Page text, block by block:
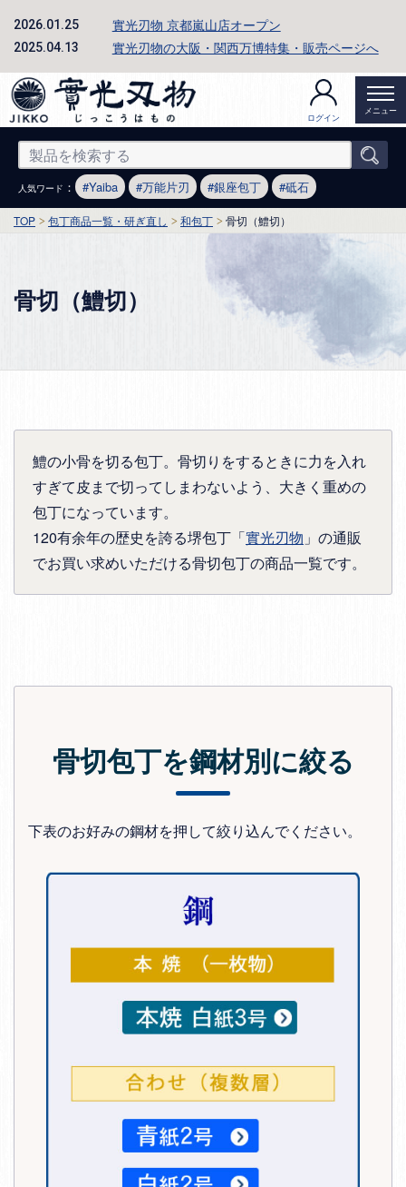
2026.01.25 實光刃物 京都嵐山店オープン
2025.04.13 實光刃物の大阪・関西万博特集・販売ページへ
ログイン
メニュー
人気ワード ： Yaiba 万能片刃 銀座包丁 砥石
TOP 包丁商品一覧・研ぎ直し 和包丁 骨切（鱧切）
骨切（鱧切）
鱧の小骨を切る包丁。骨切りをするときに力を入れ
すぎて皮まで切ってしまわないよう、大きく重めの
包丁になっています。
120有余年の歴史を誇る堺包丁「實光刃物 」の通販
でお買い求めいただける骨切包丁の商品一覧です。
骨切包丁を鋼材別に絞る
下表のお好みの鋼材を押して絞り込んでください。